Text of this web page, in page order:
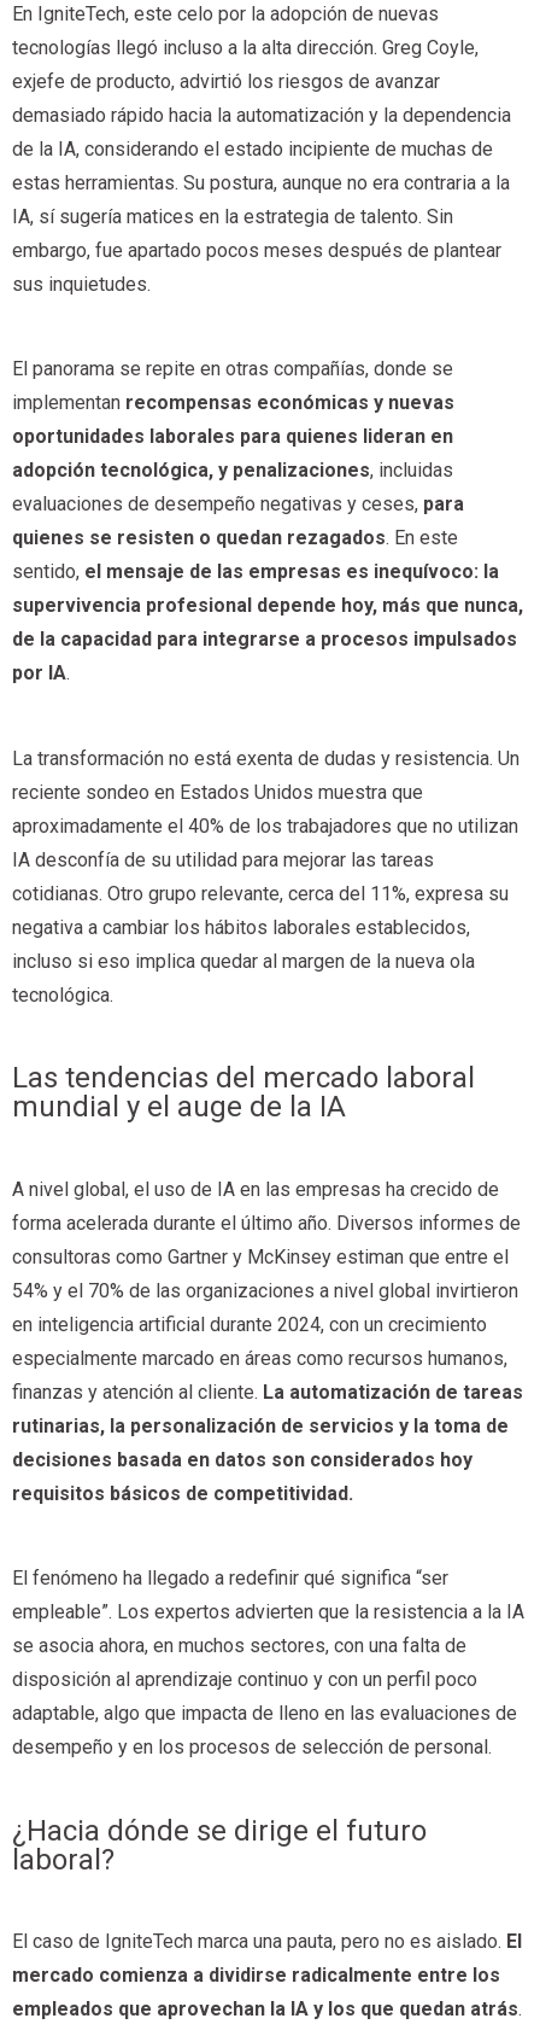
En IgniteTech, este celo por la adopción de nuevas
tecnologías llegó incluso a la alta dirección. Greg Coyle,
exjefe de producto, advirtió los riesgos de avanzar
demasiado rápido hacia la automatización y la dependencia
de la IA, considerando el estado incipiente de muchas de
estas herramientas. Su postura, aunque no era contraria a la
IA, sí sugería matices en la estrategia de talento. Sin
embargo, fue apartado pocos meses después de plantear
sus inquietudes.
El panorama se repite en otras compañías, donde se
implementan recompensas económicas y nuevas
oportunidades laborales para quienes lideran en
adopción tecnológica, y penalizaciones, incluidas
evaluaciones de desempeño negativas y ceses, para
quienes se resisten o quedan rezagados. En este
sentido, el mensaje de las empresas es inequívoco: la
supervivencia profesional depende hoy, más que nunca,
de la capacidad para integrarse a procesos impulsados
por IA.
La transformación no está exenta de dudas y resistencia. Un
reciente sondeo en Estados Unidos muestra que
aproximadamente el 40% de los trabajadores que no utilizan
IA desconfía de su utilidad para mejorar las tareas
cotidianas. Otro grupo relevante, cerca del 11%, expresa su
negativa a cambiar los hábitos laborales establecidos,
incluso si eso implica quedar al margen de la nueva ola
tecnológica.
Las tendencias del mercado laboral
mundial y el auge de la IA
A nivel global, el uso de IA en las empresas ha crecido de
forma acelerada durante el último año. Diversos informes de
consultoras como Gartner y McKinsey estiman que entre el
54% y el 70% de las organizaciones a nivel global invirtieron
en inteligencia artificial durante 2024, con un crecimiento
especialmente marcado en áreas como recursos humanos,
finanzas y atención al cliente. La automatización de tareas
rutinarias, la personalización de servicios y la toma de
decisiones basada en datos son considerados hoy
requisitos básicos de competitividad.
El fenómeno ha llegado a redefinir qué significa “ser
empleable”. Los expertos advierten que la resistencia a la IA
se asocia ahora, en muchos sectores, con una falta de
disposición al aprendizaje continuo y con un perfil poco
adaptable, algo que impacta de lleno en las evaluaciones de
desempeño y en los procesos de selección de personal.
¿Hacia dónde se dirige el futuro
laboral?
El caso de IgniteTech marca una pauta, pero no es aislado. El
mercado comienza a dividirse radicalmente entre los
empleados que aprovechan la IA y los que quedan atrás.